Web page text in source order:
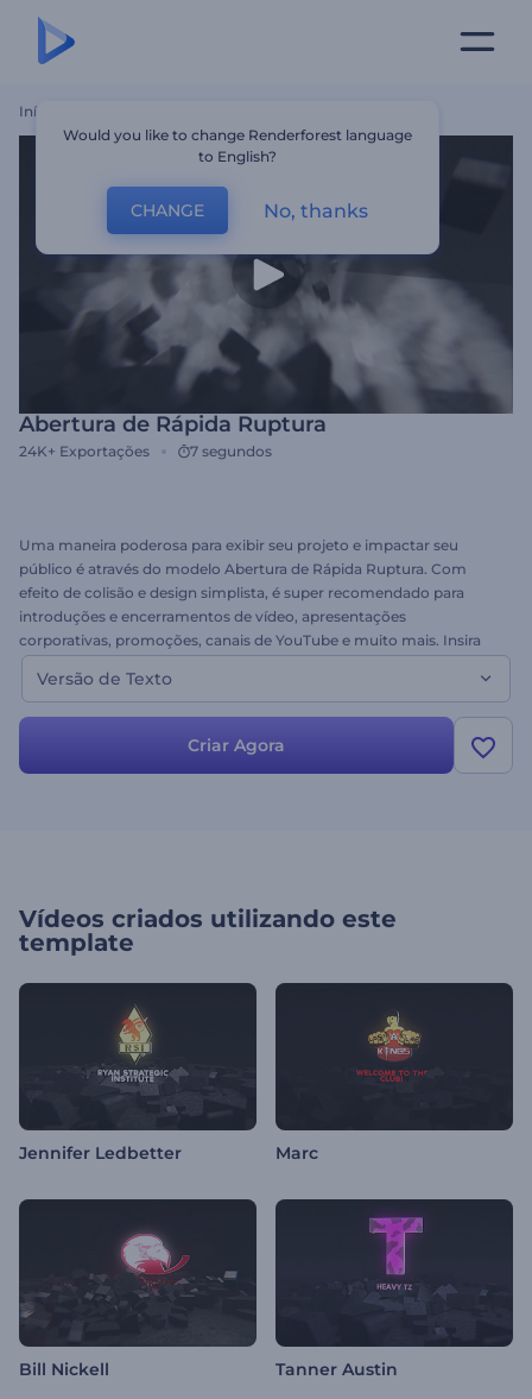
Início
Abertura de Rápida Ruptura
24K+ Exportações 7 segundos
Uma maneira poderosa para exibir seu projeto e impactar seu
público é através do modelo Abertura de Rápida Ruptura. Com
efeito de colisão e design simplista, é super recomendado para
introduções e encerramentos de vídeo, apresentações
corporativas, promoções, canais de YouTube e muito mais. Insira
seu logo e personalize seu projeto. Experimente grátis! Está
disponível em duas versões - versão texto.
Versão de Texto
Criar Agora
Vídeos criados utilizando este
template
Jennifer Ledbetter Marc
Bill Nickell Tanner Austin
Would you like to change Renderforest language
to English?
CHANGE No, thanks